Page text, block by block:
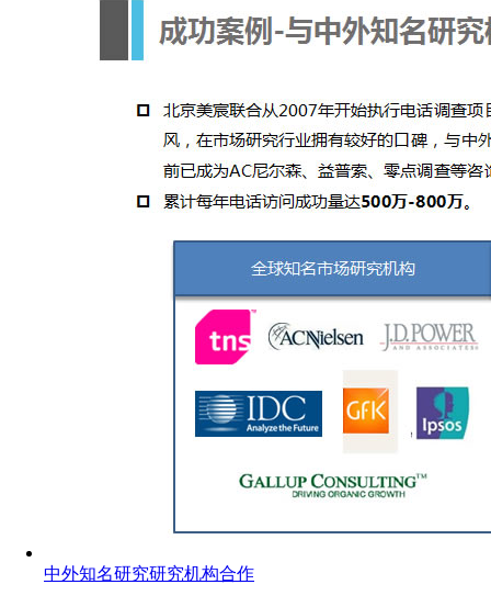
中外知名研究研究机构合作